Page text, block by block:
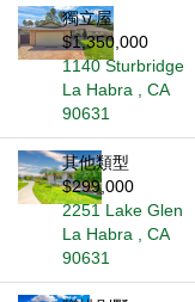
獨立屋
$1,350,000
1140 Sturbridge
La Habra , CA
90631
其他類型
$299,000
2251 Lake Glen
La Habra , CA
90631